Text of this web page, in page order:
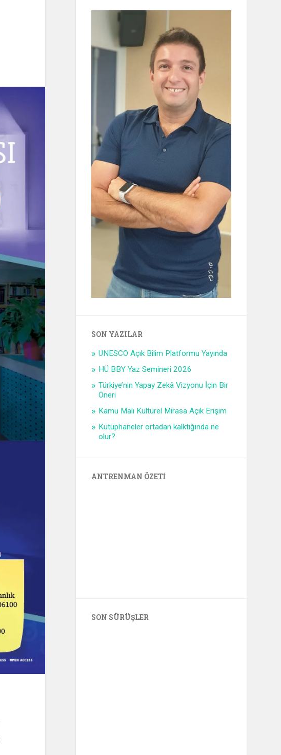
SON YAZILAR
UNESCO Açık Bilim Platformu Yayında
HÜ BBY Yaz Semineri 2026
Türkiye’nin Yapay Zekâ Vizyonu İçin Bir
Öneri
Kamu Malı Kültürel Mirasa Açık Erişim
Kütüphaneler ortadan kalktığında ne
olur?
ANTRENMAN ÖZETI
SON SÜRÜŞLER